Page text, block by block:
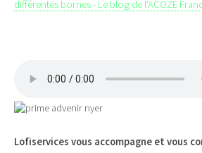
différentes bornes - Le blog de l'ACOZE
Lofiservices vous accompagne et vous